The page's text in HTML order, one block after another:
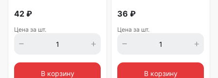
42 ₽
Цена за шт.
В корзину
36 ₽
Цена за шт.
В корзину